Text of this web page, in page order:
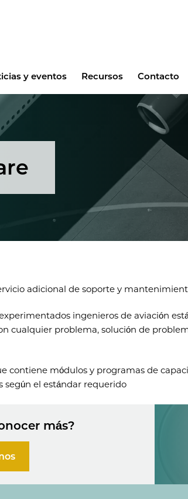
y eventos Recursos Contacto
adicional de soporte y
ingenieros de aviación
cualquier problema, solución de
contiene módulos y programas de
según el estándar requerido
más?